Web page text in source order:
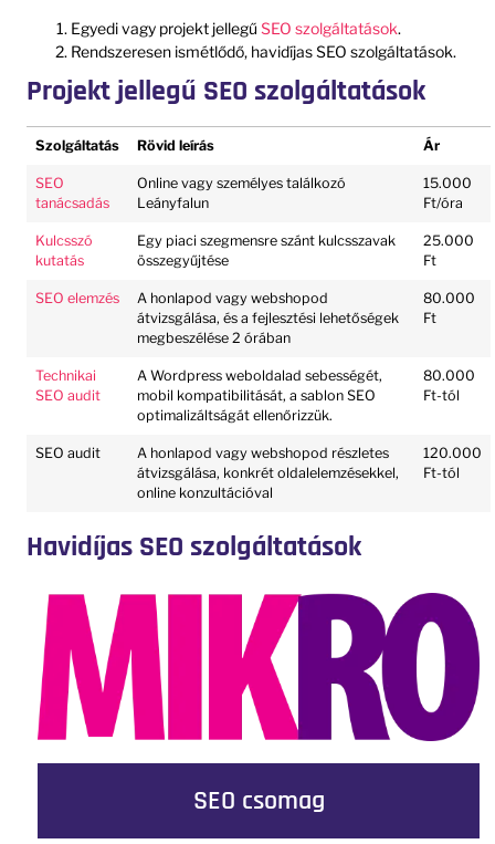
Egyedi vagy projekt jellegű SEO szolgáltatások.
Rendszeresen ismétlődő, havidíjas SEO szolgáltatások.
Projekt jellegű SEO szolgáltatások
Szolgáltatás Rövid leírás Ár
SEO
tanácsadás
Online vagy személyes találkozó
Leányfalun
15.000
Ft/óra
Kulcsszó
kutatás
Egy piaci szegmensre szánt kulcsszavak
összegyűjtése
25.000
Ft
SEO elemzés
A honlapod vagy webshopod
átvizsgálása, és a fejlesztési lehetőségek
megbeszélése 2 órában
80.000
Ft
Technikai
SEO audit
A Wordpress weboldalad sebességét,
mobil kompatibilitását, a sablon SEO
optimalizáltságát ellenőrizzük.
80.000
Ft-tól
SEO audit
A honlapod vagy webshopod részletes
átvizsgálása, konkrét oldalelemzésekkel,
online konzultációval
120.000
Ft-tól
Havidíjas SEO szolgáltatások
SEO csomag